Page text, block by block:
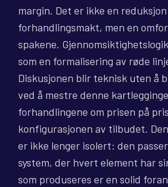
margin. Det er ikke en
forhandlingsmakt, men en
spakene.
som en formalisering av røde
Diskusjonen blir teknisk uten å
ved å mestre denne
forhandlingene om prisen på
konfigurasjonen av tilbudet.
er ikke lenger isolert: den
system, der hvert element har
som produseres er en solid